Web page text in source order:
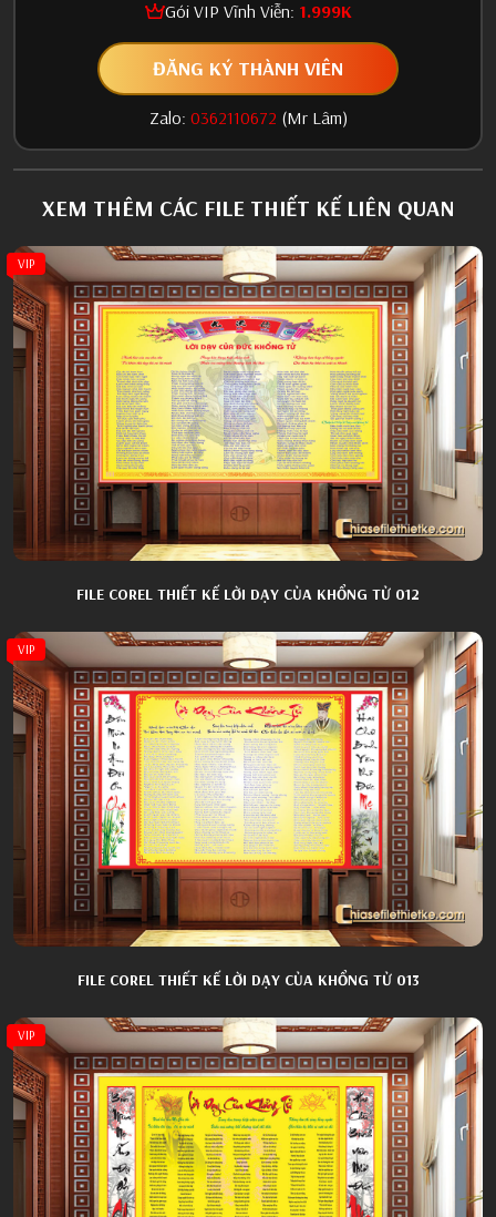
Gói VIP Vĩnh Viễn: 1.999K
ĐĂNG KÝ THÀNH VIÊN
Zalo: 0362110672 (Mr Lâm)
XEM THÊM CÁC FILE THIẾT KẾ LIÊN QUAN
VIP
FILE COREL THIẾT KẾ LỜI DẠY CỦA KHỔNG TỬ 012
VIP
FILE COREL THIẾT KẾ LỜI DẠY CỦA KHỔNG TỬ 013
VIP